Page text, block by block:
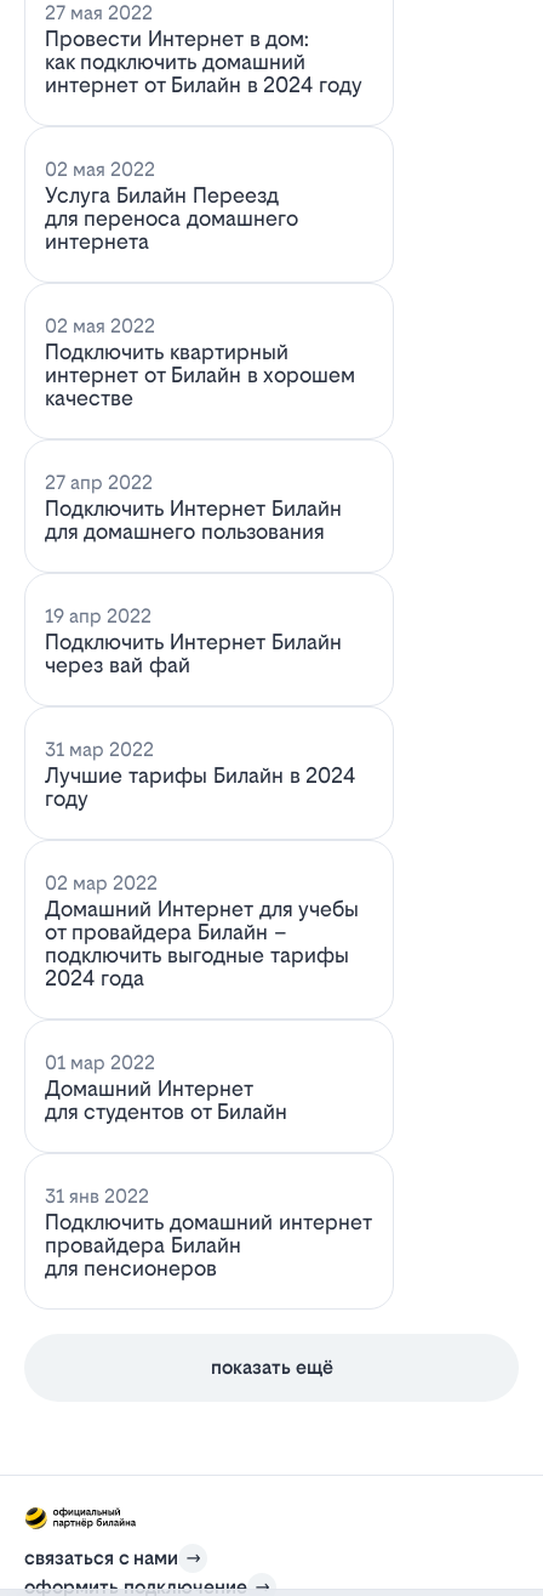
27 мая 2022
Провести Интернет в дом:
как подключить домашний
интернет от Билайн в 2024 году
02 мая 2022
Услуга Билайн Переезд
для переноса домашнего
интернета
02 мая 2022
Подключить квартирный
интернет от Билайн в хорошем
качестве
27 апр 2022
Подключить Интернет Билайн
для домашнего пользования
19 апр 2022
Подключить Интернет Билайн
через вай фай
31 мар 2022
Лучшие тарифы Билайн в 2024
году
02 мар 2022
Домашний Интернет для учебы
от провайдера Билайн –
подключить выгодные тарифы
2024 года
01 мар 2022
Домашний Интернет
для студентов от Билайн
31 янв 2022
Подключить домашний интернет
провайдера Билайн
для пенсионеров
показать ещё
связаться с нами
оформить подключение